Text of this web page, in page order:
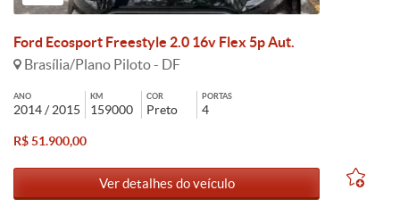
Ford Ecosport Freestyle 2.0 16v Flex 5p Aut.
Brasília/Plano Piloto - DF
ANO
2014 / 2015
KM
159000
COR
Preto
PORTAS
4
R$ 51.900,00
Ver detalhes do veículo